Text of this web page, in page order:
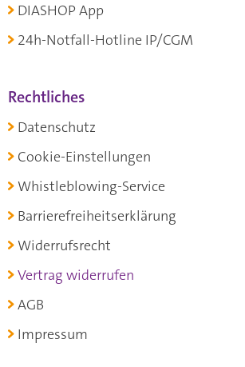
DIASHOP App
24h-Notfall-Hotline IP/CGM
Rechtliches
Datenschutz
Cookie-Einstellungen
Whistleblowing-Service
Barrierefreiheitserklärung
Widerrufsrecht
Vertrag widerrufen
AGB
Impressum